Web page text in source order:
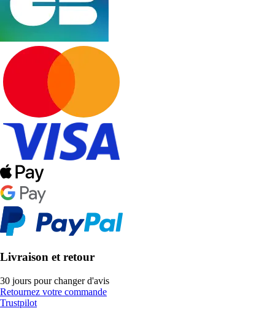
Livraison et retour
30 jours pour changer d'avis
Retournez votre commande
Trustpilot